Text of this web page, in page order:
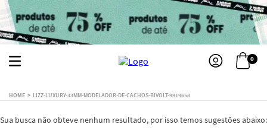
0
LIZZ-LUXURY-33MM-MODELADOR-DE-CACHOS-BIVOLT-9919658
Sua busca não obteve nenhum resultado, por isso temos sugestões abaixo: